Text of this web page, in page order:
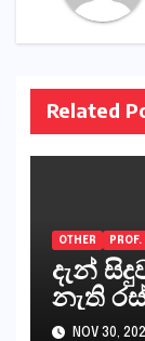
Related
OTHER
දැන්
නැති
NOV 30,